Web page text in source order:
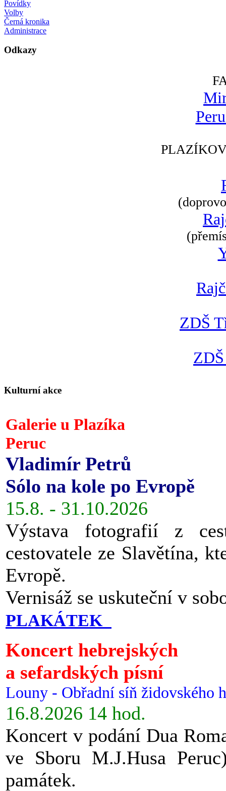
Povídky
Volby
Černá kronika
Administrace
Odkazy
ZDŠ
Kulturní akce
Galerie u Plazíka
Peruc
Vladimír Petrů
Sólo na kole po Evropě
15.8. - 31.10.2026
Výstava fotografií z
cestovatele ze Slavětína,
Evropě.
Vernisáž se uskuteční v
PLAKÁTEK
Koncert hebrejských
a sefardských písní
Louny - Obřadní síň židovského
16.8.2026 14 hod.
Koncert v podání Dua
ve Sboru M.J.Husa
památek.